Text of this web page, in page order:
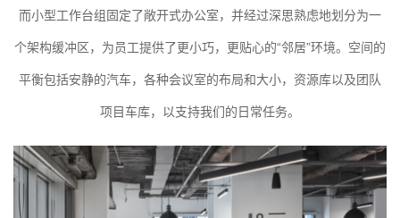
而小型工作台组固定了敞开式办公室，并经过深思熟虑地划分为一
个架构缓冲区，为员工提供了更小巧，更贴心的“邻居”环境。空间的
平衡包括安静的汽车，各种会议室的布局和大小，资源库以及团队
项目车库，以支持我们的日常任务。